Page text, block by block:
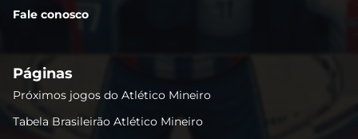
Fale conosco
Páginas
Próximos jogos do Atlético Mineiro
Tabela Brasileirão Atlético Mineiro